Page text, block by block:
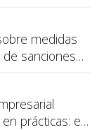
medidas
sanciones
prácticas: el